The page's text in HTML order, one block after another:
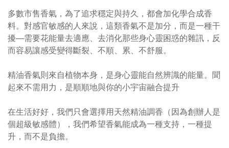
多數市售香氣，為了追求穩定與持久，都會加化學合成香
料。對感官敏感的人來說，這類香氣不是加分，而是一種干
擾—需要花能量去適應、去消化那些身心靈困惑的雜訊，反
而容易讓感受變得斷裂、不順、累、不舒服。
精油香氣則來自植物本身，是身心靈能自然辨識的能量。聞
起來不需用力，是順順地與你的小宇宙融合提升
在生活好好，我們只會選擇用天然精油調香（因為創辦人是
個超級敏感體），我們希望香氣能成為一種支持，一種提
升，而不是負擔。